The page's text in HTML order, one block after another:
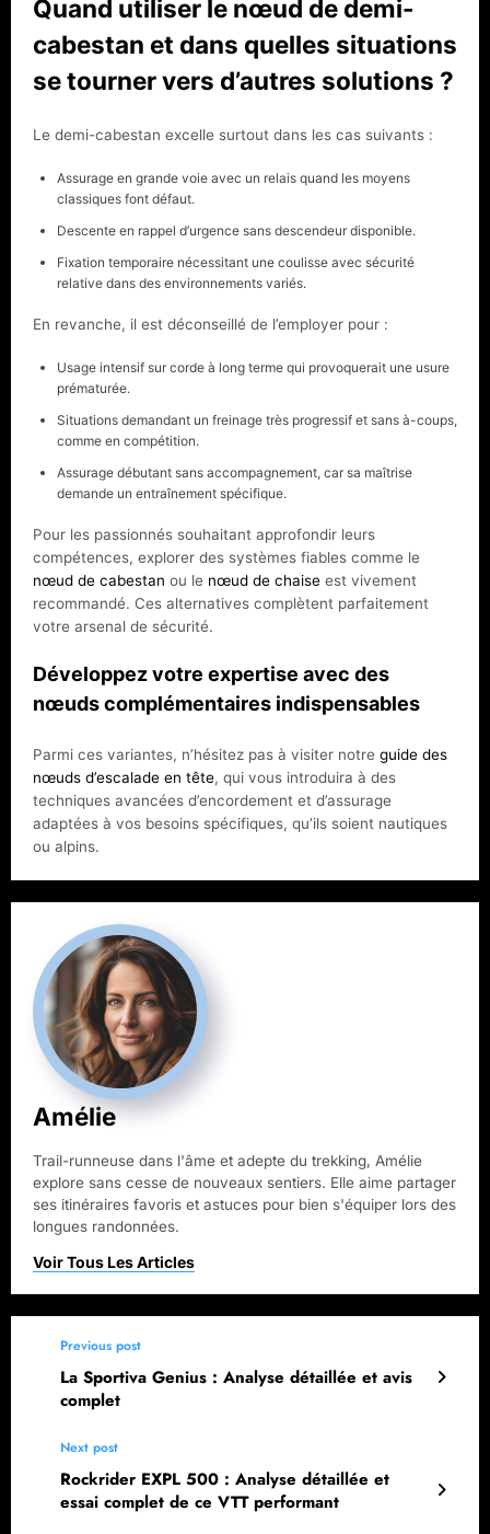
Quand utiliser le nœud de demi-
cabestan et dans quelles situations
se tourner vers d’autres solutions ?
Le demi-cabestan excelle surtout dans les cas suivants :
Assurage en grande voie avec un relais quand les moyens
classiques font défaut.
Descente en rappel d’urgence sans descendeur disponible.
Fixation temporaire nécessitant une coulisse avec sécurité
relative dans des environnements variés.
En revanche, il est déconseillé de l’employer pour :
Usage intensif sur corde à long terme qui provoquerait une usure
prématurée.
Situations demandant un freinage très progressif et sans à-coups,
comme en compétition.
Assurage débutant sans accompagnement, car sa maîtrise
demande un entraînement spécifique.
Pour les passionnés souhaitant approfondir leurs
compétences, explorer des systèmes fiables comme le
nœud de cabestan ou le nœud de chaise est vivement
recommandé. Ces alternatives complètent parfaitement
votre arsenal de sécurité.
Développez votre expertise avec des
nœuds complémentaires indispensables
Parmi ces variantes, n’hésitez pas à visiter notre guide des
nœuds d’escalade en tête, qui vous introduira à des
techniques avancées d’encordement et d’assurage
adaptées à vos besoins spécifiques, qu’ils soient nautiques
ou alpins.
Amélie
Trail-runneuse dans l'âme et adepte du trekking, Amélie
explore sans cesse de nouveaux sentiers. Elle aime partager
ses itinéraires favoris et astuces pour bien s'équiper lors des
longues randonnées.
Previous post
La Sportiva Genius : Analyse détaillée et avis
complet
Next post
Rockrider EXPL 500 : Analyse détaillée et
essai complet de ce VTT performant